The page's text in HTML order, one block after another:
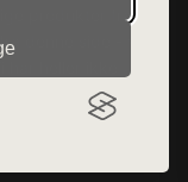
produkter fra
denne side - vi